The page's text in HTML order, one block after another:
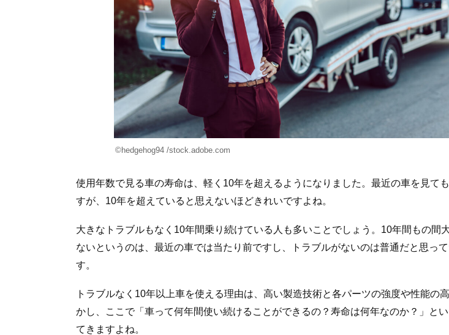
©hedgehog94 /stock.adobe.com
使用年数で見る車の寿命は、軽く10年を超えるようになりました。最近の車を見て
すが、10年を超えていると思えないほどきれいですよね。
大きなトラブルもなく10年間乗り続けている人も多いことでしょう。10年間もの間
ないというのは、最近の車では当たり前ですし、トラブルがないのは普通だと思っ
す。
トラブルなく10年以上車を使える理由は、高い製造技術と各パーツの強度や性能の
かし、ここで「車って何年間使い続けることができるの？寿命は何年なのか？」と
てきますよね。